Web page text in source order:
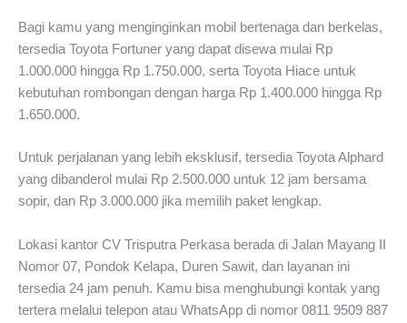
Bagi kamu yang menginginkan mobil bertenaga dan berkelas,
tersedia Toyota Fortuner yang dapat disewa mulai Rp
1.000.000 hingga Rp 1.750.000, serta Toyota Hiace untuk
kebutuhan rombongan dengan harga Rp 1.400.000 hingga Rp
1.650.000.
Untuk perjalanan yang lebih eksklusif, tersedia Toyota Alphard
yang dibanderol mulai Rp 2.500.000 untuk 12 jam bersama
sopir, dan Rp 3.000.000 jika memilih paket lengkap.
Lokasi kantor CV Trisputra Perkasa berada di Jalan Mayang II
Nomor 07, Pondok Kelapa, Duren Sawit, dan layanan ini
tersedia 24 jam penuh. Kamu bisa menghubungi kontak yang
tertera melalui telepon atau WhatsApp di nomor 0811 9509 887